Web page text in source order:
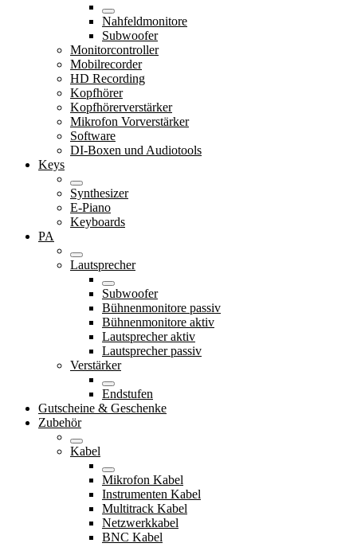
Nahfeldmonitore
Subwoofer
Monitorcontroller
Mobilrecorder
HD Recording
Kopfhörer
Kopfhörerverstärker
Mikrofon Vorverstärker
Software
DI-Boxen und Audiotools
Keys
Synthesizer
E-Piano
Keyboards
PA
Lautsprecher
Subwoofer
Bühnenmonitore passiv
Bühnenmonitore aktiv
Lautsprecher aktiv
Lautsprecher passiv
Verstärker
Endstufen
Gutscheine & Geschenke
Zubehör
Kabel
Mikrofon Kabel
Instrumenten Kabel
Multitrack Kabel
Netzwerkkabel
BNC Kabel